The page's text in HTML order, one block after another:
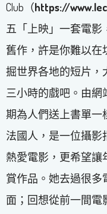
Club（https://
五「上映」一套電
舊作，許是你難以
掘世界各地的短片，
三小時的戲吧。由
期為人們送上書單一
法國人，是一位攝影
熱愛電影，更希望
賞作品。她去過很多
面；回想從前一間電